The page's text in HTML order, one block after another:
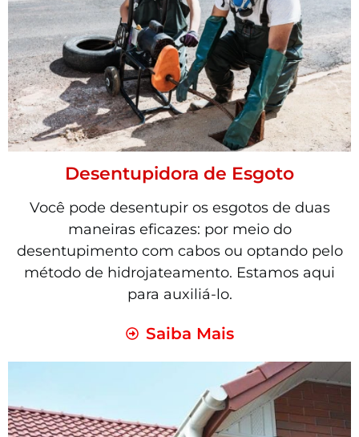
Desentupidora de Esgoto
Você pode desentupir os esgotos de duas
maneiras eficazes: por meio do
desentupimento com cabos ou optando pelo
método de hidrojateamento. Estamos aqui
para auxiliá-lo.
Saiba Mais